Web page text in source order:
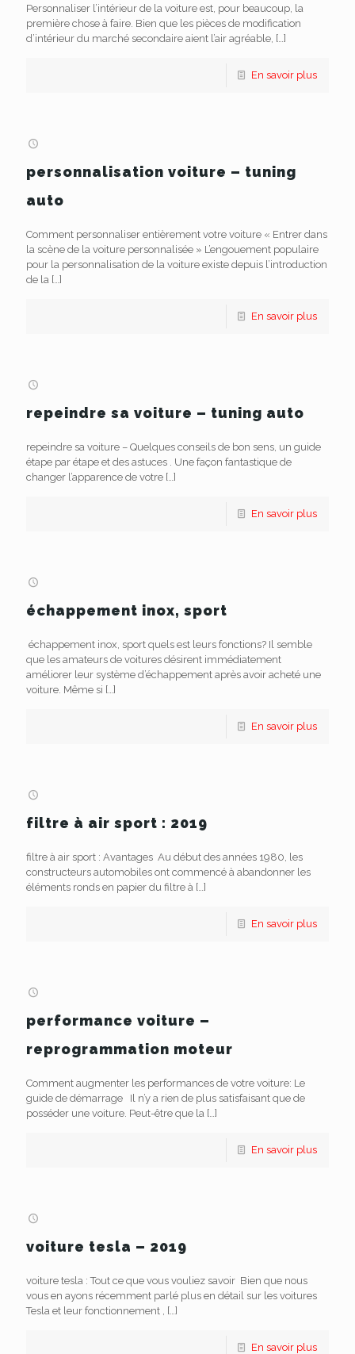
Personnaliser l’intérieur de la voiture est, pour beaucoup, la
première chose à faire. Bien que les pièces de modification
d’intérieur du marché secondaire aient l’air agréable, […]
En savoir plus
personnalisation voiture – tuning
auto
Comment personnaliser entièrement votre voiture « Entrer dans
la scène de la voiture personnalisée » L’engouement populaire
pour la personnalisation de la voiture existe depuis l’introduction
de la […]
En savoir plus
repeindre sa voiture – tuning auto
repeindre sa voiture – Quelques conseils de bon sens, un guide
étape par étape et des astuces . Une façon fantastique de
changer l’apparence de votre […]
En savoir plus
échappement inox, sport
échappement inox, sport quels est leurs fonctions? Il semble
que les amateurs de voitures désirent immédiatement
améliorer leur système d’échappement après avoir acheté une
voiture. Même si […]
En savoir plus
filtre à air sport : 2019
filtre à air sport : Avantages Au début des années 1980, les
constructeurs automobiles ont commencé à abandonner les
éléments ronds en papier du filtre à […]
En savoir plus
performance voiture –
reprogrammation moteur
Comment augmenter les performances de votre voiture: Le
guide de démarrage Il n’y a rien de plus satisfaisant que de
posséder une voiture. Peut-être que la […]
En savoir plus
voiture tesla – 2019
voiture tesla : Tout ce que vous vouliez savoir Bien que nous
vous en ayons récemment parlé plus en détail sur les voitures
Tesla et leur fonctionnement , […]
En savoir plus